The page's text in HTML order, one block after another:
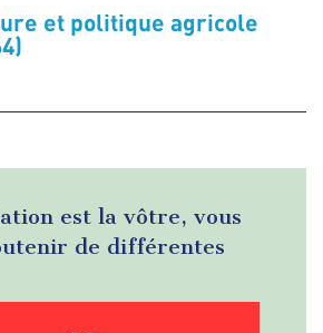
et politique agricole
est la vôtre, vous
de différentes